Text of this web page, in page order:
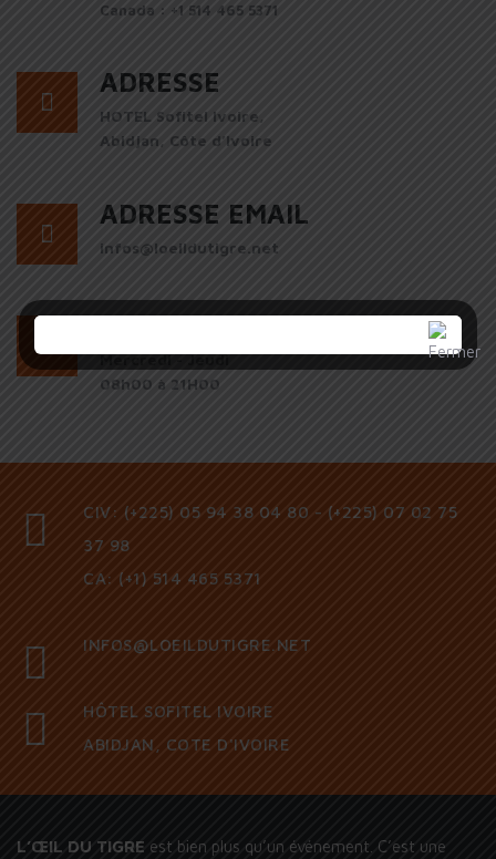
Canada : +1 514 465 5371
ADRESSE
HOTEL Sofitel Ivoire,
Abidjan, Côte d’Ivoire
ADRESSE EMAIL
infos@loeildutigre.net
HORAIRE
Mercredi - Jeudi
08h00 à 21H00
CIV: (+225) 05 94 38 04 80 - (+225) 07 02 75
37 98
CA: (+1) 514 465 5371
INFOS@LOEILDUTIGRE.NET
HÔTEL SOFITEL IVOIRE
ABIDJAN, COTE D'IVOIRE
L’ŒIL DU TIGRE est bien plus qu’un événement. C’est une